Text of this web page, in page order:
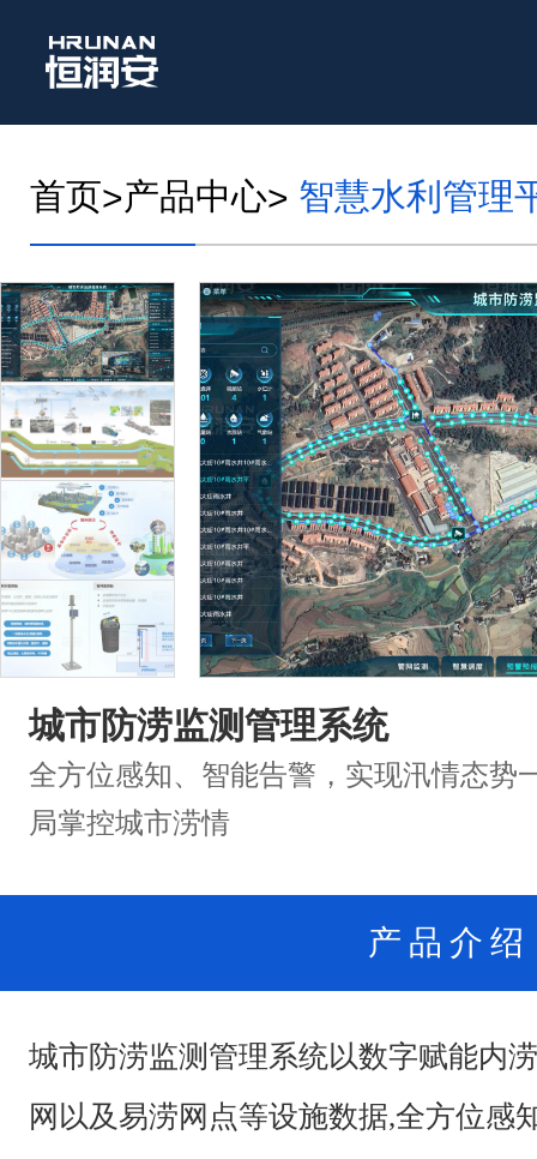
首页>产品中心> 智慧水利管理
城市防涝监测管理系统
全方位感知、智能告警，实现汛情态势
局掌控城市涝情
产品介绍
城市防涝监测管理系统以数字赋能内
网以及易涝网点等设施数据,全方位感